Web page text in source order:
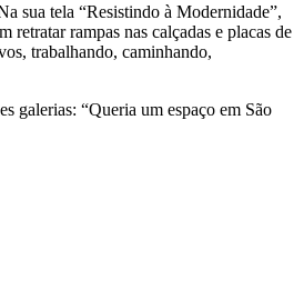
sua tela “Resistindo à Modernidade”,
rampas nas calçadas e placas de
trabalhando, caminhando,
galerias: “Queria um espaço em São